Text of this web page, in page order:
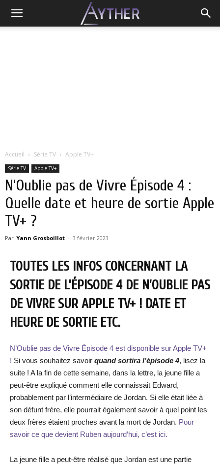
Accueil Série TV Apple TV+
Série TV Apple TV+
N’Oublie pas de Vivre Épisode 4 :
Quelle date et heure de sortie Apple
TV+ ?
Par Yann Grosboillot - 3 février 2023
TOUTES LES INFOS CONCERNANT LA
SORTIE DE L’ÉPISODE 4 DE N’OUBLIE PAS
DE VIVRE SUR APPLE TV+ ! DATE ET
HEURE DE SORTIE ETC.
N’Oublie pas de Vivre Épisode 4 est disponible sur Apple TV+
! Si vous souhaitez savoir quand sortira l’épisode 4, lisez la
suite ! A la fin de cette semaine, dans la lettre, la jeune fille a
peut-être expliqué comment elle connaissait Edward,
probablement par l’intermédiaire de Jordan. Si elle était liée à
son défunt frère, elle pourrait également savoir à quel point les
deux frères étaient proches avant la mort de Jordan. Pour
savoir ce que devient Ruben aujourd’hui, c’est ici.
La jeune fille a peut-être réalisé que Jordan est une partie